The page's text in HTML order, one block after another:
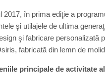
în prima ediţie a
şi utilajele de ultima
şi fabricare personalizată
fabricată din lemn de
principale de activitate